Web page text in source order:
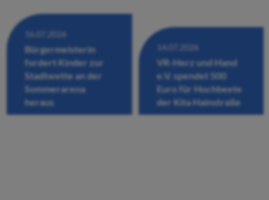
16.07.2026
Bürgermeisterin
fordert Kinder zur
Stadtwette an der
Sommerarena
heraus
14.07.2026
VR-Herz und Hand
e.V. spendet 500
Euro für Hochbeete
der Kita Hainstraße